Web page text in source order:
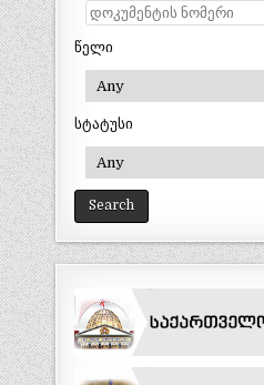
წელი
სტატუსი